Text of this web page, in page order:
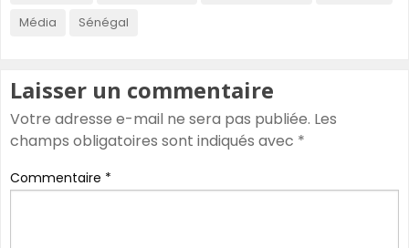
Média
Sénégal
Laisser un commentaire
Votre adresse e-mail ne sera pas publiée. Les
champs obligatoires sont indiqués avec *
Commentaire *